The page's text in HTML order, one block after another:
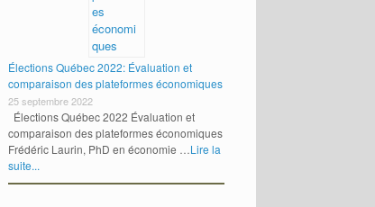
Élections Québec 2022: Évaluation et
comparaison des plateformes économiques
25 septembre 2022
Élections Québec 2022 Évaluation et
comparaison des plateformes économiques
Frédéric Laurin, PhD en économie …Lire la
suite...